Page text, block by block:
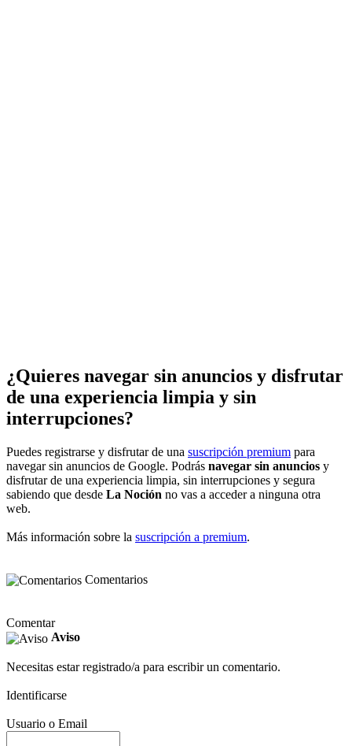
¿Quieres navegar sin anuncios y disfrutar
de una experiencia limpia y sin
interrupciones?
Puedes registrarse y disfrutar de una suscripción premium para
navegar sin anuncios de Google. Podrás navegar sin anuncios y
disfrutar de una experiencia limpia, sin interrupciones y segura
sabiendo que desde La Noción no vas a acceder a ninguna otra
web.
Más información sobre la suscripción a premium.
Comentarios
Comentar
Aviso
Necesitas estar registrado/a para escribir un comentario.
Identificarse
Usuario o Email